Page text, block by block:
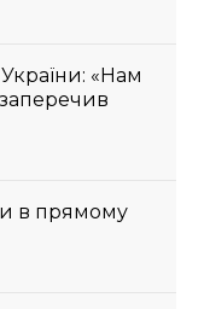
«Нам
в прямому